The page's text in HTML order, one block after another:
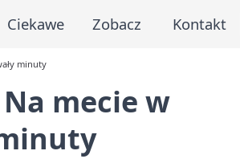
Ciekawe Zobacz Kontakt
minuty
mecie w